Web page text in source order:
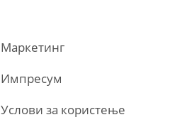
Маркетинг
Импресум
Услови за користење